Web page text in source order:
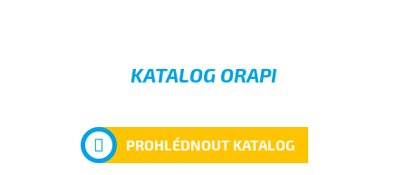
KATALOG ORAPI
PROHLÉDNOUT KATALOG